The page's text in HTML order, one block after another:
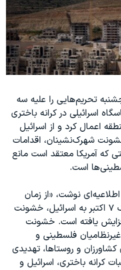
ایران
صلح
«سی‌پک»
تحریم‌هایی را علیه سه
اسرائیلی در کرانه ‌باختری
اعمال کرد و از اسرائیل
شهرک‌نشینان، اقدامات
که آمریکا معتقد است مانع
است.
نوشت، «از زمان
حملات تروریستی وحشتناک ۷ اکتبر به اسرائیل، خشونت
یافته است. خشونت
فلسطینی و
کشاورزان و روستاها، تهدیدی
کرانه باختری، اسرائیل و